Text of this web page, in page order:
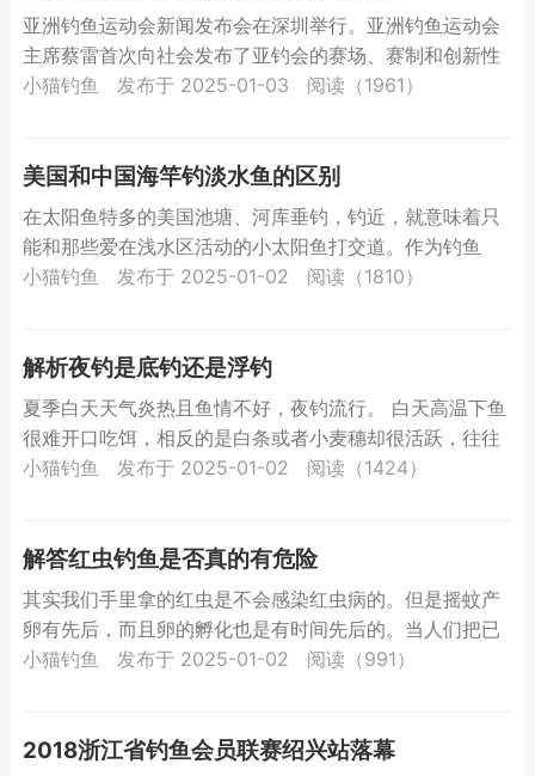
亚洲钓鱼运动会新闻发布会在深圳举行。亚洲钓鱼运动会
主席蔡雷首次向社会发布了亚钓会的赛场、赛制和创新性
运营方式。最值得一提的是，亚钓会自主设计、研发、修
小猫钓鱼 发布于 2025-01-03 阅读（1961）
美国和中国海竿钓淡水鱼的区别
在太阳鱼特多的美国池塘、河库垂钓，钓近，就意味着只
能和那些爱在浅水区活动的小太阳鱼打交道。作为钓鱼
人，谁不希望钓大鱼寻刺激找开心呢？所以大部分美国人
小猫钓鱼 发布于 2025-01-02 阅读（1810）
解析夜钓是底钓还是浮钓
夏季白天天气炎热且鱼情不好，夜钓流行。 白天高温下鱼
很难开口吃饵，相反的是白条或者小麦穗却很活跃，往往
都在吃接口饵，所以在白天能够钓上大鱼真的很...
小猫钓鱼 发布于 2025-01-02 阅读（1424）
解答红虫钓鱼是否真的有危险
其实我们手里拿的红虫是不会感染红虫病的。但是摇蚊产
卵有先后，而且卵的孵化也是有时间先后的。当人们把已
孵化长大的红虫捞起来当鱼的饵料时，其他还未孵化的红
小猫钓鱼 发布于 2025-01-02 阅读（991）
2018浙江省钓鱼会员联赛绍兴站落幕